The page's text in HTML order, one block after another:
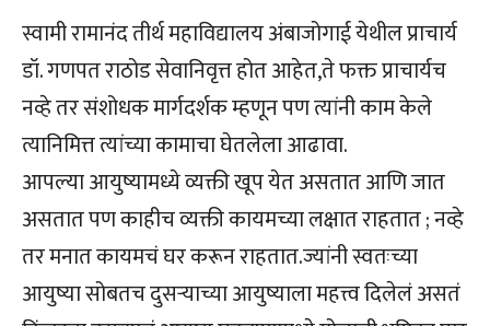
स्वामी रामानंद तीर्थ महाविद्यालय अंबाजोगाई येथील प्राचार्य
डॉ. गणपत राठोड सेवानिवृत्त होत आहेत,ते फक्त प्राचार्यच
नव्हे तर संशोधक मार्गदर्शक म्हणून पण त्यांनी काम केले
त्यानिमित्त त्यांच्या कामाचा घेतलेला आढावा.
आपल्या आयुष्यामध्ये व्यक्ती खूप येत असतात आणि जात
असतात पण काहीच व्यक्ती कायमच्या लक्षात राहतात ; नव्हे
तर मनात कायमचं घर करून राहतात.ज्यांनी स्वतःच्या
आयुष्या सोबतच दुसऱ्याच्या आयुष्याला महत्त्व दिलेलं असतं